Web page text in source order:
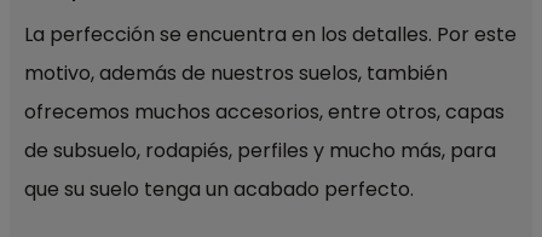
La perfección se encuentra en los detalles. Por este
motivo, además de nuestros suelos, también
ofrecemos muchos accesorios, entre otros, capas
de subsuelo, rodapiés, perfiles y mucho más, para
que su suelo tenga un acabado perfecto.